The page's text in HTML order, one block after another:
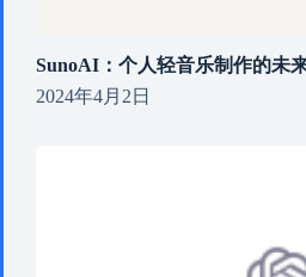
SunoAI：个人轻音乐制作的未
2024年4月2日